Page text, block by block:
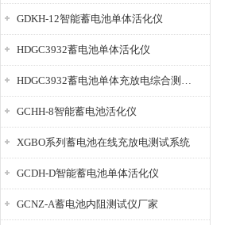
GDKH-12智能蓄电池单体活化仪
HDGC3932蓄电池单体活化仪
HDGC3932蓄电池单体充放电综合测试仪
GCHH-8智能蓄电池活化仪
XGBO系列蓄电池在线充放电测试系统
GCDH-D智能蓄电池单体活化仪
GCNZ-A蓄电池内阻测试仪厂家